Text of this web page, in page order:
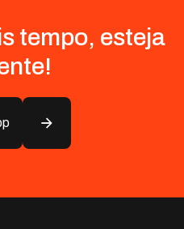
tempo, esteja